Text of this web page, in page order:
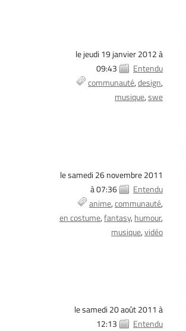
le jeudi 19 janvier 2012 à
09:43
Entendu
communauté design
musique swe
le samedi 26 novembre 2011
à 07:36
Entendu
anime communauté
en costume fantasy humour
musique vidéo
le samedi 20 août 2011 à
12:13
Entendu